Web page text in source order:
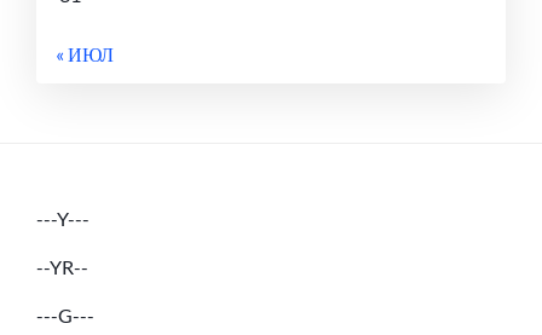
« ИЮЛ
---Y---
--YR--
---G---